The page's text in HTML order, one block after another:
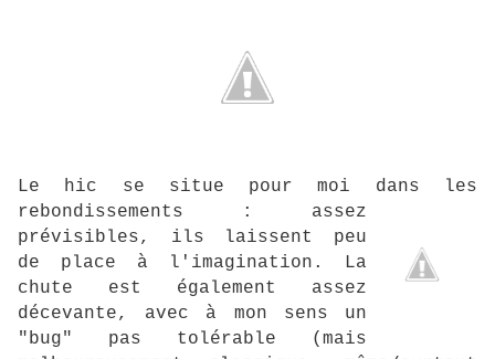
Le hic se situe pour moi dans les
rebondissements : assez
prévisibles, ils laissent peu
de place à l'imagination. La
chute est également assez
décevante, avec à mon sens un
"bug" pas tolérable (mais